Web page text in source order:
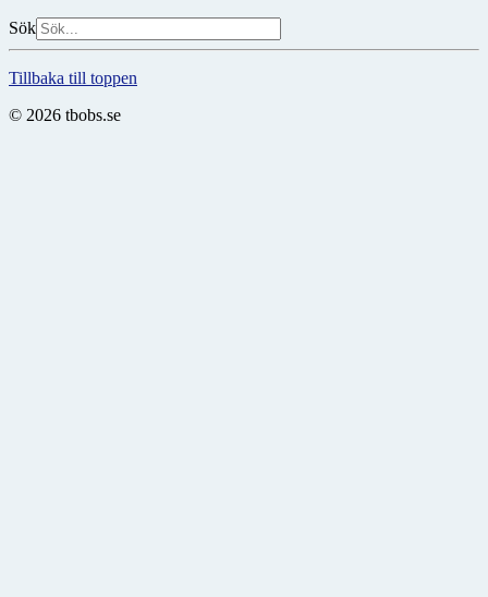
Sök
Tillbaka till toppen
© 2026 tbobs.se